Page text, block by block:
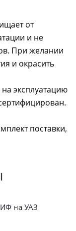
от
и не
При желании
и окрасить
эксплуатацию
поставки,
на УАЗ